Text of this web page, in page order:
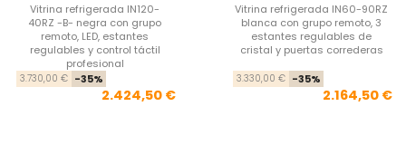
Vitrina refrigerada IN120-
40RZ -B- negra con grupo
remoto, LED, estantes
regulables y control táctil
profesional
Precio base
3.730,00 € -35%
2.424,50 €
Vitrina refrigerada IN60-90RZ
blanca con grupo remoto, 3
estantes regulables de
cristal y puertas correderas
3.330,00 € -35%
2.164,50 €